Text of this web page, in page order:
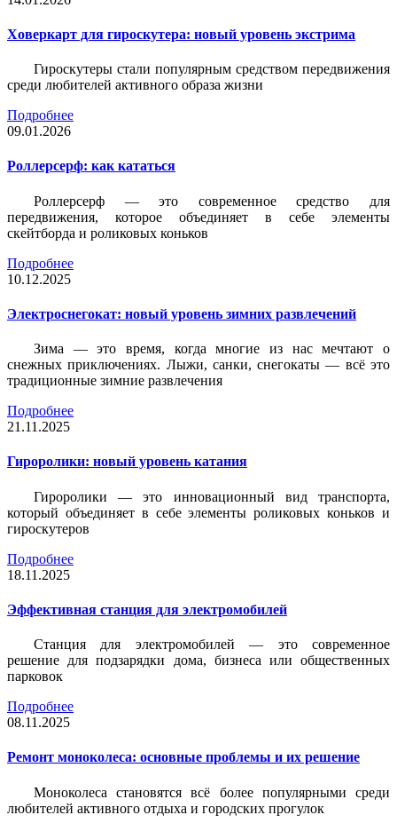
Ховеркарт для гироскутера: новый уровень экстрима
Гироскутеры стали популярным средством передвижения
среди любителей активного образа жизни
Подробнее
09.01.2026
Роллерсерф: как кататься
Роллерсерф — это современное средство для
передвижения, которое объединяет в себе элементы
скейтборда и роликовых коньков
Подробнее
10.12.2025
Электроснегокат: новый уровень зимних развлечений
Зима — это время, когда многие из нас мечтают о
снежных приключениях. Лыжи, санки, снегокаты — всё это
традиционные зимние развлечения
Подробнее
21.11.2025
Гироролики: новый уровень катания
Гироролики — это инновационный вид транспорта,
который объединяет в себе элементы роликовых коньков и
гироскутеров
Подробнее
18.11.2025
Эффективная станция для электромобилей
Станция для электромобилей — это современное
решение для подзарядки дома, бизнеса или общественных
парковок
Подробнее
08.11.2025
Ремонт моноколеса: основные проблемы и их решение
Моноколеса становятся всё более популярными среди
любителей активного отдыха и городских прогулок